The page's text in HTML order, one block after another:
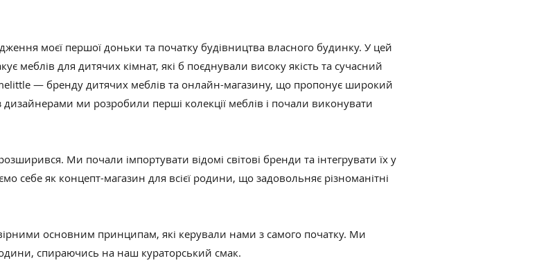
моєї першої доньки та початку будівництва власного будинку. У цей
меблів для дитячих кімнат, які б поєднували високу якість та сучасний
— бренду дитячих меблів та онлайн-магазину, що пропонує широкий
дизайнерами ми розробили перші колекції меблів і почали виконувати
Ми почали імпортувати відомі світові бренди та інтегрувати їх у
себе як концепт-магазин для всієї родини, що задовольняє різноманітні
основним принципам, які керували нами з самого початку. Ми
спираючись на наш кураторський смак.